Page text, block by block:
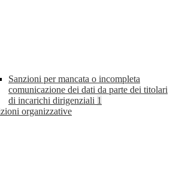
Sanzioni per mancata o incompleta
comunicazione dei dati da parte dei titolari
di incarichi dirigenziali 1
organizzative